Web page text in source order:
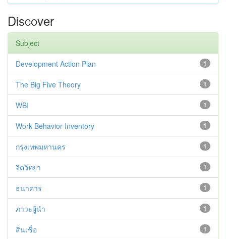
Discover
Subject
1
Development Action Plan
1
The Big Five Theory
1
WBI
1
Work Behavior Inventory
1
กรุงเทพมหานคร
1
จิตวิทยา
1
ธนาคาร
1
ภาวะผู้นำ
1
สินเชื่อ